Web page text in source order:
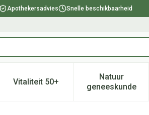
Apothekersadvies Snelle beschikbaarheid
categorie
en vitamines categorie
voor Zwangerschap en kinderen
Vitaliteit 50+Toon submenu voor Vitaliteit
Natuur
geneeskunde
Toon